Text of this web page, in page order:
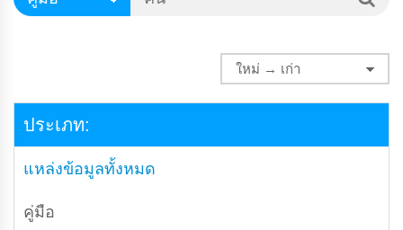
ประเภท:
แหล่งข้อมูลทั้งหมด
คู่มือ